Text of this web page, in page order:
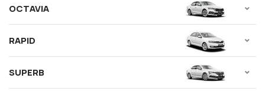
OCTAVIA
RAPID
SUPERB